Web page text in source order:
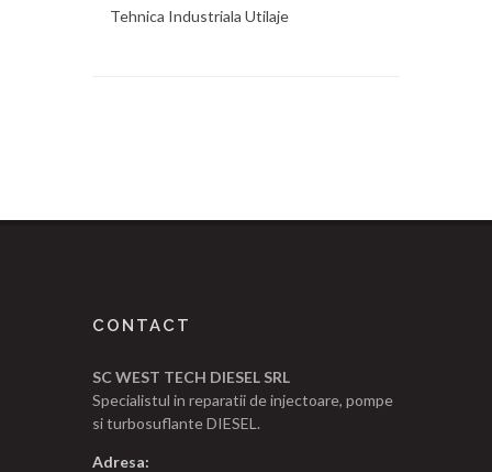
Tehnica Industriala Utilaje
CONTACT
SC WEST TECH DIESEL SRL
Specialistul in reparatii de injectoare, pompe
si turbosuflante DIESEL.
Adresa: